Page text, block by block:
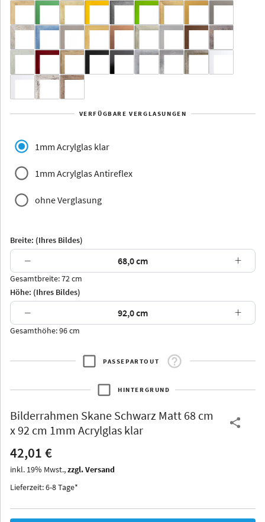
Yukon
Jersey Dauphine
Arran Luzern
Thurgau
Iowa
VERFÜGBARE VERGLASUNGEN
1mm Acrylglas klar
1mm Acrylglas Antireflex
ohne Verglasung
Breite: (Ihres Bildes)
− +
Gesamtbreite: 72 cm
Höhe: (Ihres Bildes)
− +
Gesamthöhe: 96 cm
PASSEPARTOUT
HINTERGRUND
Bilderrahmen Skane Schwarz Matt 68 cm
x 92 cm 1mm Acrylglas klar
42,01 €
inkl. 19% Mwst.,zzgl. Versand
Lieferzeit: 6-8 Tage*